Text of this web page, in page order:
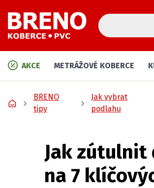
AKCE METRÁŽOVÉ KOBERCE
BRENO
tipy
Jak vybrat
podlahu
Jak zútulnit
na 7